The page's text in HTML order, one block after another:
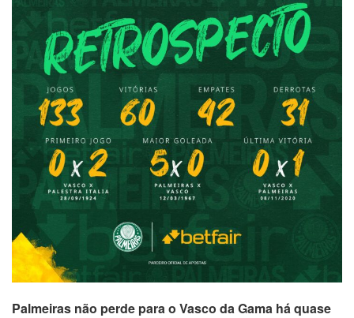
Palmeiras não perde para o Vasco da Gama há quase